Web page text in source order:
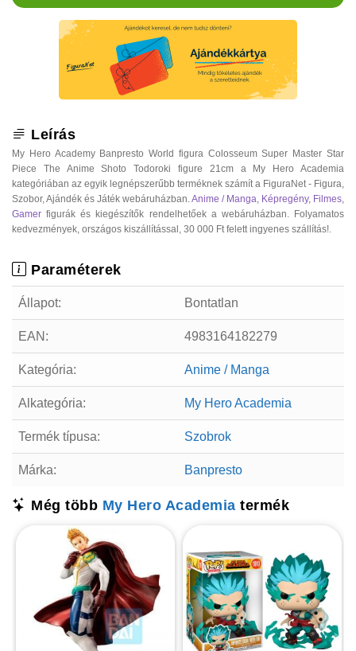
Leírás
My Hero Academy Banpresto World figura Colosseum Super Master Star
Piece The Anime Shoto Todoroki figure 21cm a My Hero Academia
kategóriában az egyik legnépszerűbb terméknek számít a FiguraNet - Figura,
Szobor, Ajándék és Játék webáruházban. Anime / Manga Képregény, Filmes
Gamer figurák és kiegészítők rendelhetőek a webáruházban. Folyamatos
kedvezmények, országos kiszállítással, 30 000 Ft felett ingyenes szállítás!.
Paraméterek
Állapot: Bontatlan
EAN: 4983164182279
Kategória: Anime / Manga
Alkategória: My Hero Academia
Termék típusa: Szobrok
Márka: Banpresto
Még több My Hero Academia termék